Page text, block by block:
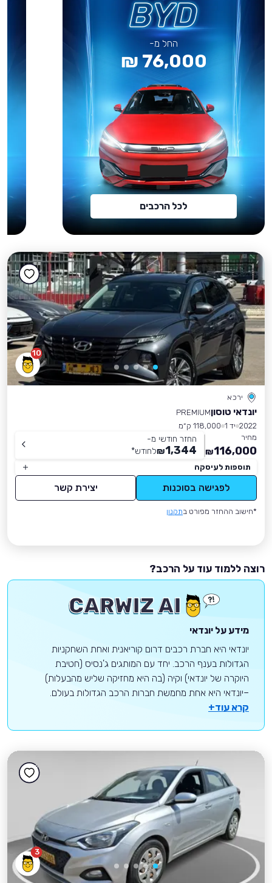
החל מ-
76,000 ₪
לכל הרכבים
10
ירכא
יונדאי טוסוןPREMIUM
2022 יד 1
118,000 ק״מ
מחיר
116,000
₪
החזר חודשי מ-
1,344
₪לחודש*
תוספות לעיסקה
לפגישה בסוכנות יצירת קשר
*חישוב ההחזר מפורט בתקנון
רוצה ללמוד עוד על הרכב?
מידע על יונדאי
יונדאי היא חברת רכבים דרום קוריאנית ואחת השחקניות
הגדולות בענף הרכב. יחד עם המותגים ג'נסיס (חטיבת
היוקרה של יונדאי) וקיה (בה היא מחזיקה שליש מהבעלות)
–יונדאי היא אחת מחמשת חברות הרכב הגדולות בעולם.
קרא עוד+
3